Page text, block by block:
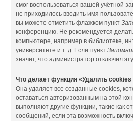
смог воспользоваться вашей учётной
не приходилось вводить имя
вы можете отметить флажком пункт
конференцию. Не рекомендуется
компьютере, например в библиотеке,
университете и т. д. Если пункт
значит, что администратор отключил
Что делает функция «Удалить
Она удаляет все созданные cookies,
оставаться авторизованным на этой
выполняют другие функции, такие как
сообщений, если эта возможность